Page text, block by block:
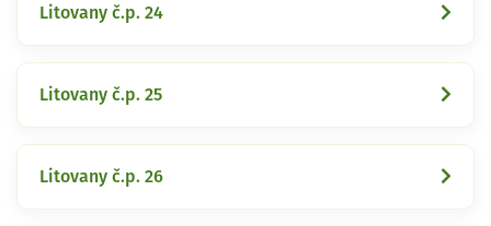
Litovany č.p. 24
Litovany č.p. 25
Litovany č.p. 26